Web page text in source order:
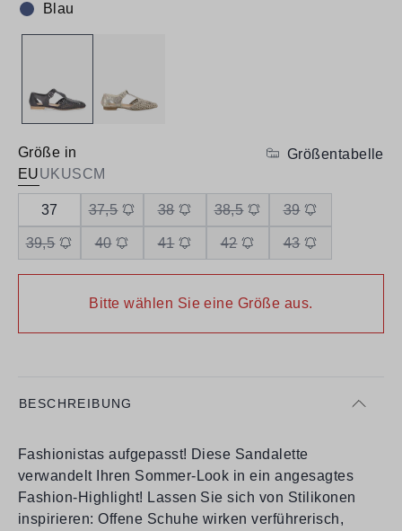
Farbe:
Blau
Größe in
EUUKUSCM
Größentabelle
37 37,5 38 38,5 39
39,5 40 41 42 43
Bitte wählen Sie eine Größe aus.
BESCHREIBUNG
Fashionistas aufgepasst! Diese Sandalette
verwandelt Ihren Sommer-Look in ein angesagtes
Fashion-Highlight! Lassen Sie sich von Stilikonen
inspirieren: Offene Schuhe wirken verführerisch,